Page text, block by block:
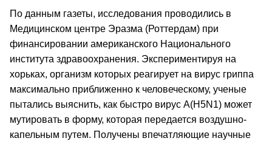
По данным газеты, исследования проводились в
Медицинском центре Эразма (Роттердам) при
финансировании американского Национального
института здравоохранения. Экспериментируя на
хорьках, организм которых реагирует на вирус гриппа
максимально приближенно к человеческому, ученые
пытались выяснить, как быстро вирус A(H5N1) может
мутировать в форму, которая передается воздушно-
капельным путем. Получены впечатляющие научные